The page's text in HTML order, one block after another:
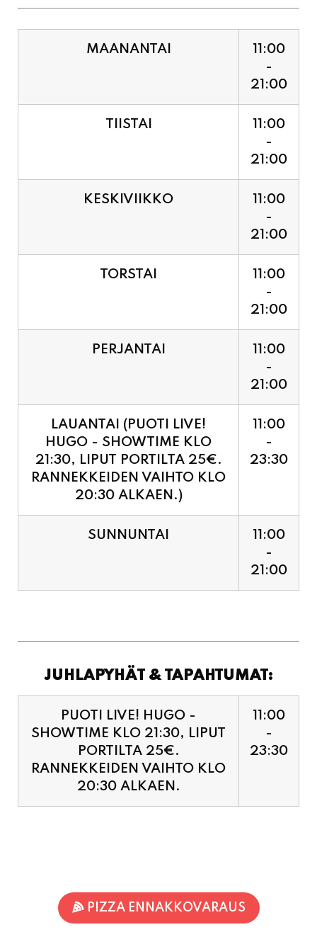
MAANANTAI
11:00
-
21:00
TIISTAI
11:00
-
21:00
KESKIVIIKKO
11:00
-
21:00
TORSTAI
11:00
-
21:00
PERJANTAI
11:00
-
21:00
LAUANTAI (PUOTI LIVE!
HUGO - SHOWTIME KLO
21:30, LIPUT PORTILTA 25€.
RANNEKKEIDEN VAIHTO KLO
20:30 ALKAEN.)
11:00
-
23:30
SUNNUNTAI
11:00
-
21:00
JUHLAPYHÄT & TAPAHTUMAT:
PUOTI LIVE! HUGO -
SHOWTIME KLO 21:30, LIPUT
PORTILTA 25€.
RANNEKKEIDEN VAIHTO KLO
20:30 ALKAEN.
11:00
-
23:30
PIZZA ENNAKKOVARAUS